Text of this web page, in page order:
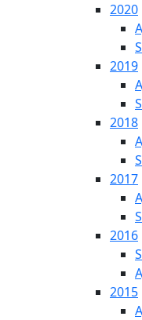
2020
2019
2018
2017
2016
2015